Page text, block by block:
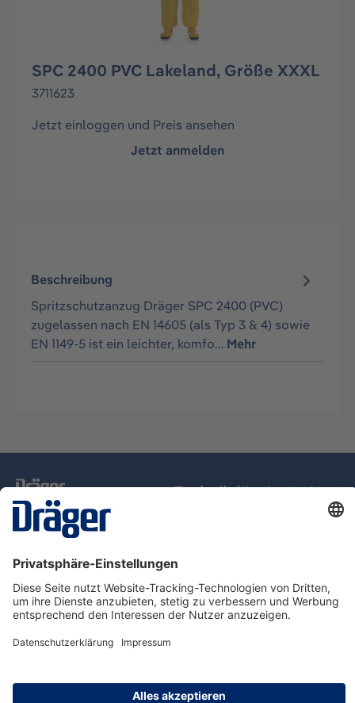
SPC 2400 PVC Lakeland, Größe XXXL
3711623
Jetzt einloggen und Preis ansehen
Jetzt anmelden
Beschreibung
Spritzschutzanzug Dräger SPC 2400 (PVC)
zugelassen nach EN 14605 (als Typ 3 & 4) sowie
EN 1149-5 ist ein leichter, komfo… Mehr
Technikfür das Leben
Service-Hotline
Über Dräger
Informationen